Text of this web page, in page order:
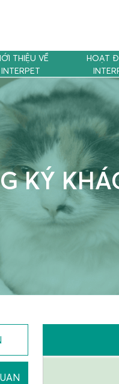
THIỆU VỀ
INTERPET
HOẠT
KÝ